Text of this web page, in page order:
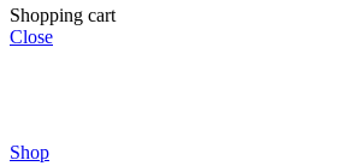
Shopping cart
Close
Shop